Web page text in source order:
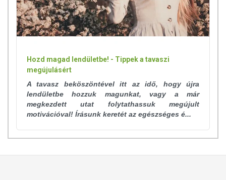
Hozd magad lendületbe! - Tippek a tavaszi
megújulásért
A tavasz beköszöntével itt az idő, hogy újra
lendületbe hozzuk magunkat, vagy a már
megkezdett utat folytathassuk megújult
motivációval! Írásunk keretét az egészséges é...